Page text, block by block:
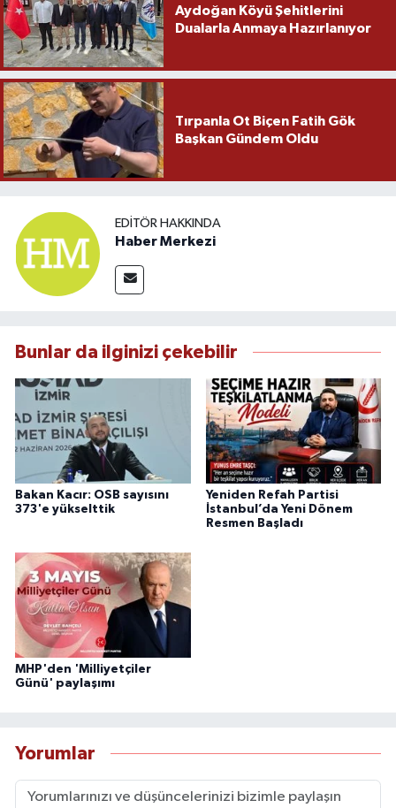
Aydoğan Köyü Şehitlerini
Dualarla Anmaya Hazırlanıyor
Tırpanla Ot Biçen Fatih Gök
Başkan Gündem Oldu
EDITÖR HAKKINDA
Haber Merkezi
Bunlar da ilginizi çekebilir
Bakan Kacır: OSB sayısını
373'e yükselttik
Yeniden Refah Partisi
İstanbul’da Yeni Dönem
Resmen Başladı
MHP'den 'Milliyetçiler
Günü' paylaşımı
Yorumlar